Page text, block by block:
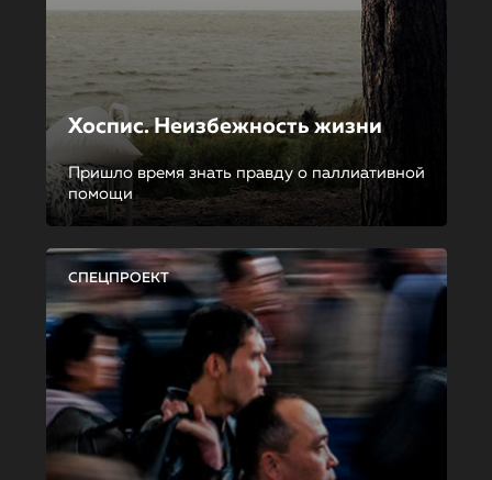
Хоспис. Неизбежность жизни
Пришло время знать правду о паллиативной
помощи
СПЕЦПРОЕКТ